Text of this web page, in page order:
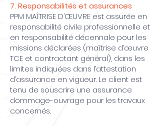
7. Responsabilités et assurances
PPM MAÎTRISE D’ŒUVRE est assurée en
responsabilité civile professionnelle et
en responsabilité décennale pour les
missions déclarées (maîtrise d’œuvre
TCE et contractant général), dans les
limites indiquées dans l’attestation
d’assurance en vigueur. Le client est
tenu de souscrire une assurance
dommage-ouvrage pour les travaux
concernés.